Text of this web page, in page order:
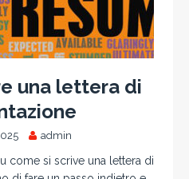
una lettera di
admin
come si scrive una lettera di